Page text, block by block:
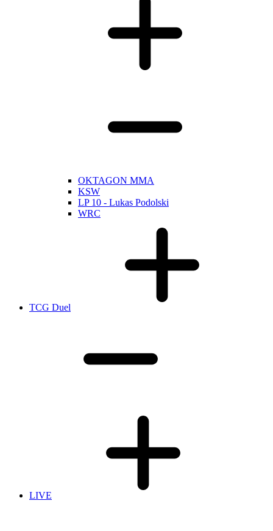
OKTAGON MMA
KSW
LP 10 - Lukas Podolski
WRC
TCG Duel
LIVE